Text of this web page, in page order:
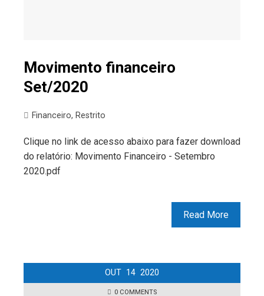
Movimento financeiro
Set/2020
Financeiro, Restrito
Clique no link de acesso abaixo para fazer download
do relatório: Movimento Financeiro - Setembro
2020.pdf
Read More
OUT 14 2020
0 COMMENTS